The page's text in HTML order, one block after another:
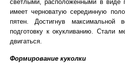
светлыми, расположенными в виде
имеет черноватую серединную
пятен. Достигнув максимальной
подготовку к окукливанию. Стали
двигаться.
Формирование куколки